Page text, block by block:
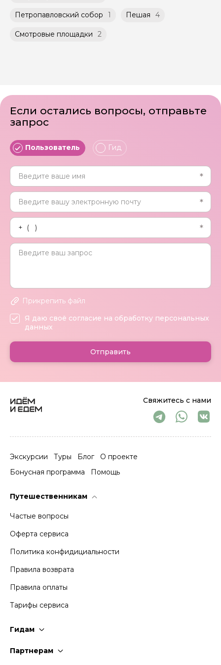
Петропавловский собор 1 Пешая 4
Смотровые площадки 2
Свяжитесь с нами
Экскурсии Туры Блог
О проекте
Бонусная программа
Помощь
Путешественникам
Частые вопросы
Оферта сервиса
Политика конфидициальности
Правила возврата
Правила оплаты
Тарифы сервиса
Гидам
Партнерам
Если остались вопросы, отправьте
запрос
Пользователь Гид
Прикрепить файл
Я даю своё согласие на обработку персональных
данных
Отправить